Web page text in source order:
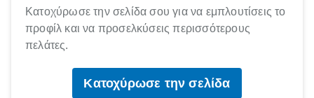
Κατοχύρωσε την σελίδα σου για να εμπλουτίσεις το
προφίλ και να προσελκύσεις περισσότερους
πελάτες.
Κατοχύρωσε την σελίδα